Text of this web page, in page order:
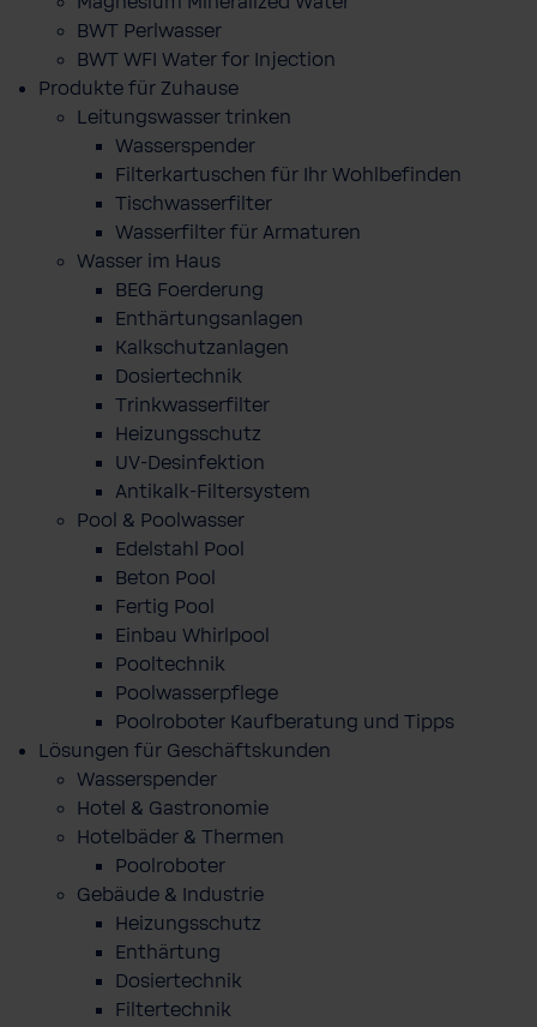
BWT Perlwasser
BWT WFI Water for Injection
Produkte für Zuhause
Leitungswasser trinken
Wasserspender
Filterkartuschen für Ihr Wohlbefinden
Tischwasserfilter
Wasserfilter für Armaturen
Wasser im Haus
BEG Foerderung
Enthärtungsanlagen
Kalkschutzanlagen
Dosiertechnik
Trinkwasserfilter
Heizungsschutz
UV-Desinfektion
Antikalk-Filtersystem
Pool & Poolwasser
Edelstahl Pool
Beton Pool
Fertig Pool
Einbau Whirlpool
Pooltechnik
Poolwasserpflege
Poolroboter Kaufberatung und Tipps
Lösungen für Geschäftskunden
Wasserspender
Hotel & Gastronomie
Hotelbäder & Thermen
Poolroboter
Gebäude & Industrie
Heizungsschutz
Enthärtung
Dosiertechnik
Filtertechnik